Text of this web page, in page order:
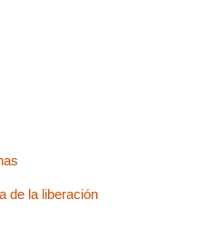
de la liberación